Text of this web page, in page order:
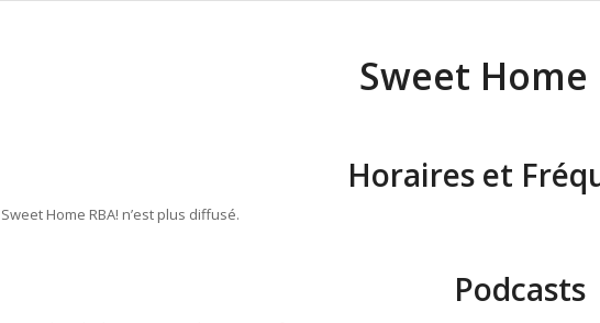
Sweet Home
Horaires et
Sweet Home RBA! n’est plus diffusé.
Podcasts